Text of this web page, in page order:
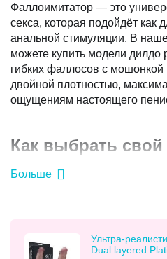
Фаллоимитатор — это
секса, которая подойдёт как
анальной стимуляции. В
можете купить модели
гибких фаллосов с мошонкой
двойной плотностью,
ощущениям настоящего
Как выбрать
фаллос?
использования.
Больше
Ультра-
Dual layered